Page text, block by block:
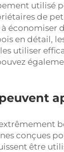
utilisé
de
économiser
en détail,
utiliser
conçues
être